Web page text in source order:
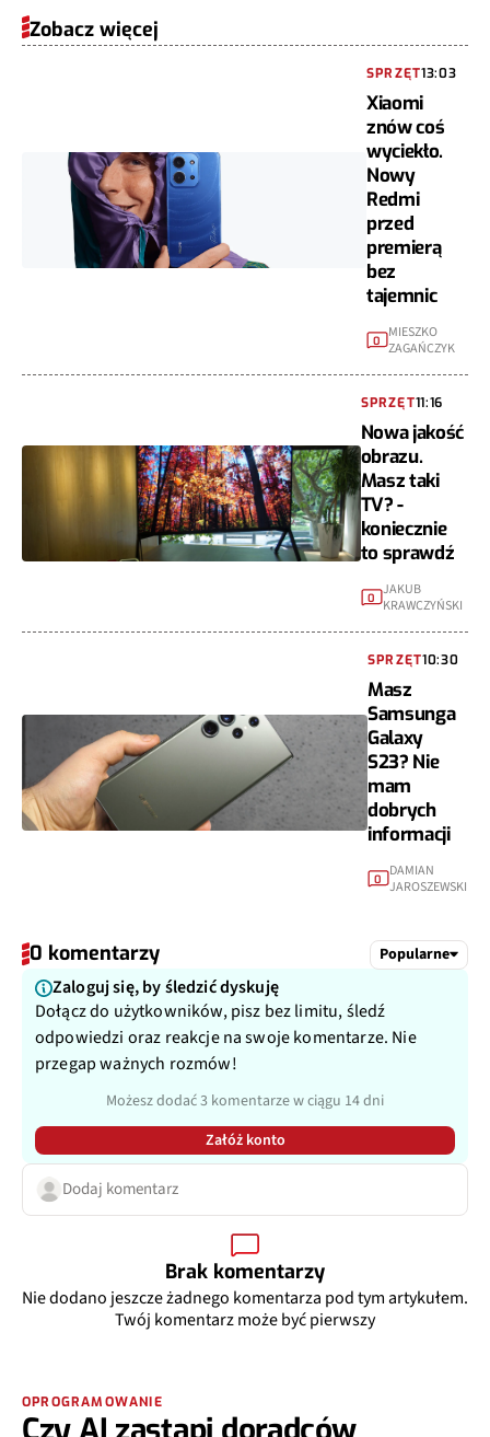
Zobacz więcej
SPRZĘT13:03
Xiaomi
znów coś
wyciekło.
Nowy
Redmi
przed
premierą
bez
tajemnic
0
MIESZKO
ZAGAŃCZYK
SPRZĘT11:16
Nowa jakość
obrazu.
Masz taki
TV? -
koniecznie
to sprawdź
0 JAKUB
KRAWCZYŃSKI
SPRZĘT10:30
Masz
Samsunga
Galaxy
S23? Nie
mam
dobrych
informacji
0
DAMIAN
JAROSZEWSKI
0 komentarzy Popularne
Zaloguj się, by śledzić dyskuję
Dołącz do użytkowników, pisz bez limitu, śledź
odpowiedzi oraz reakcje na swoje komentarze. Nie
przegap ważnych rozmów!
Możesz dodać 3 komentarze w ciągu 14 dni
Załóż konto
Dodaj komentarz
Brak komentarzy
Nie dodano jeszcze żadnego komentarza pod tym artykułem.
Twój komentarz może być pierwszy
OPROGRAMOWANIE